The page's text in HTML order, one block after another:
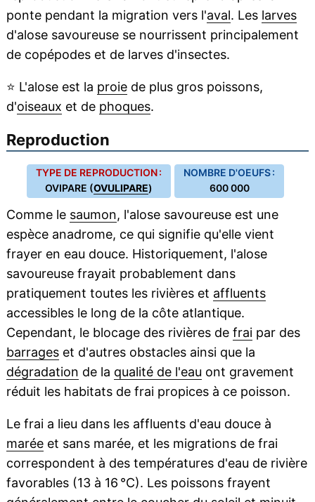
ponte pendant la migration vers l'aval. Les larves
d'alose savoureuse se nourrissent principalement
de copépodes et de larves d'insectes.
⭐ L'alose est la proiede plus gros poissons,
d'oiseaux et de phoques.
Reproduction
TYPE DE REPRODUCTION :
OVIPARE (OVULIPARE)
NOMBRE D'OEUFS :
600 000
Comme le saumon, l'alose savoureuse est une
espèce anadrome, ce qui signifie qu'elle vient
frayer en eau douce. Historiquement, l'alose
savoureuse frayait probablement dans
pratiquement toutes les rivières et affluents
accessibles le long de la côte atlantique.
Cependant, le blocage des rivières de fraipar des
barrageset d'autres obstacles ainsi que la
dégradation de la qualité de l'eau ont gravement
réduit les habitats de frai propices à ce poisson.
Le frai a lieu dans les affluents d'eau douce à
maréeet sans marée, et les migrations de frai
correspondent à des températures d'eau de rivière
favorables (13 à 16 °C). Les poissons frayent